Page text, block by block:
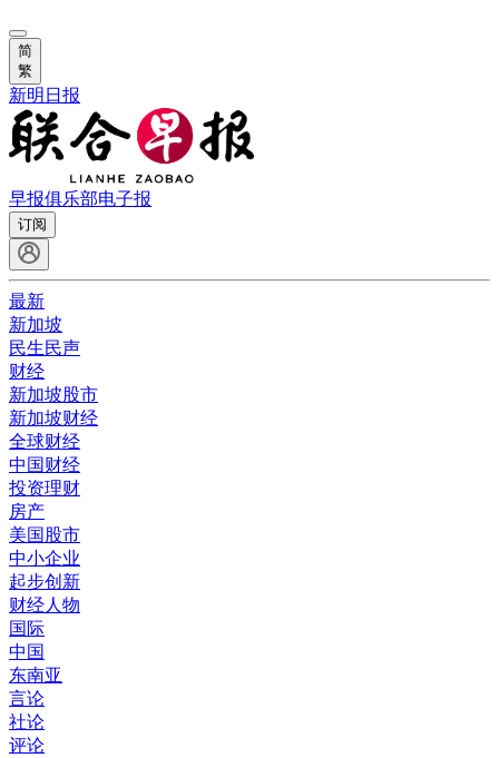
简
繁
新明日报
早报俱乐部电子报
订阅
最新
新加坡
民生民声
财经
新加坡股市
新加坡财经
全球财经
中国财经
投资理财
房产
美国股市
中小企业
起步创新
财经人物
国际
中国
东南亚
言论
社论
评论